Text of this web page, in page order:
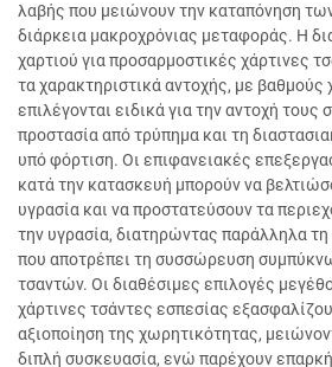
λαβής που μειώνουν την καταπόνηση
διάρκεια μακροχρόνιας μεταφοράς. Η
χαρτιού για προσαρμοστικές χάρτινες
τα χαρακτηριστικά αντοχής, με βαθμούς
επιλέγονται ειδικά για την αντοχή τους
προστασία από τρύπημα και τη
υπό φόρτιση. Οι επιφανειακές
κατά την κατασκευή μπορούν να
υγρασία και να προστατεύσουν τα
την υγρασία, διατηρώντας παράλληλα
που αποτρέπει τη συσσώρευση
τσαντών. Οι διαθέσιμες επιλογές
χάρτινες τσάντες εσπεσίας
αξιοποίηση της χωρητικότητας,
διπλή συσκευασία, ενώ παρέχουν